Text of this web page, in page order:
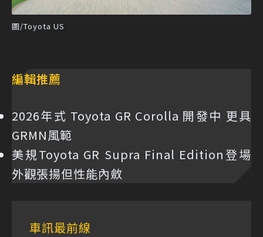
圖/Toyota US
編輯推薦
2026年式 Toyota GR Corolla 開發中 更具
GRMN風範
美規Toyota GR Supra Final Edition登場
外觀張揚但性能內斂
車訊最前線